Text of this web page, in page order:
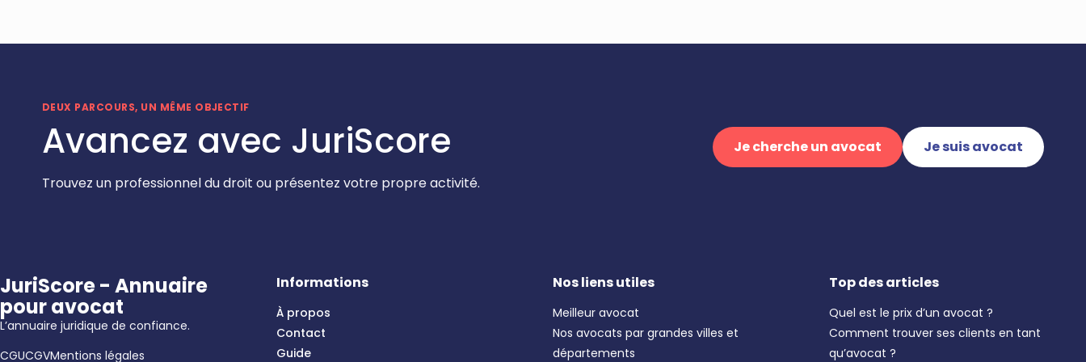
DEUX PARCOURS, UN MÊME OBJECTIF
Avancez avec JuriScore
Trouvez un professionnel du droit ou présentez votre propre activité.
Je cherche un avocat Je suis avocat
JuriScore - Annuaire
pour avocat
L’annuaire juridique de confiance.
CGUCGVMentions légales
Informations
À propos
Contact
Guide
Nos liens utiles
Meilleur avocat
Nos avocats par grandes villes et
départements
Top des articles
Quel est le prix d’un avocat ?
Comment trouver ses clients en tant
qu’avocat ?